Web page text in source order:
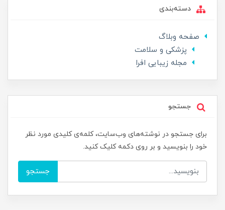
دسته‌بندی
صفحه وبلاگ
پزشکی و سلامت
مجله زیبایی افرا
جستجو
برای جستجو در نوشته‌های وب‌سایت، کلمه‌ی کلیدی مورد نظر
خود را بنویسید و بر روی دکمه کلیک کنید.
جستجو